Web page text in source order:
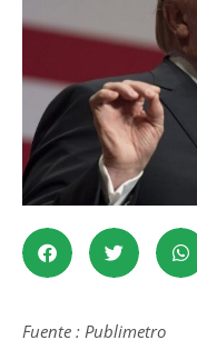
Fuente : Publimetro